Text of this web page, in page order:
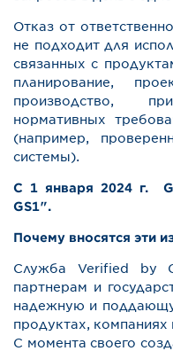
Отказ от
не подходит для
связанных с
планирование,
производство,
нормативных
(например,
системы).
С 1 января 2024 г.
GS1".
Почему вносятся эти
Служба Verified by
партнерам и
надежную и
продуктах,
С момента своего